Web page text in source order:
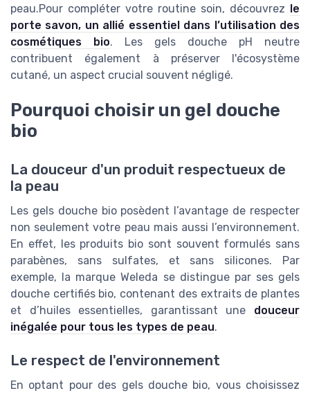
peau.Pour compléter votre routine soin, découvrez
le
porte savon, un allié essentiel dans l’utilisation des
cosmétiques bio. Les gels douche pH neutre
contribuent également à préserver l'écosystème
cutané, un aspect crucial souvent négligé.
Pourquoi choisir un gel douche
bio
La douceur d'un produit respectueux de
la peau
Les gels douche bio posèdent l’avantage de respecter
non seulement votre peau mais aussi l’environnement.
En effet, les produits bio sont souvent formulés sans
parabènes, sans sulfates, et sans silicones. Par
exemple, la marque Weleda se distingue par ses gels
douche certifiés bio, contenant des extraits de plantes
et d’huiles essentielles, garantissant une douceur
inégalée pour tous les types de peau.
Le respect de l'environnement
En optant pour des gels douche bio, vous choisissez